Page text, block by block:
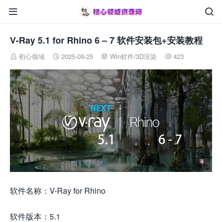


V-Ray 5.1 for Rhino 6 – 7 软件安装包+安装教程
 初心领域  2025-09-25  Win软件/3D渲染  423
软件名称：V-Ray for Rhino
软件版本：5.1